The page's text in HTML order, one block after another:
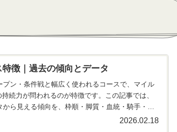
徴｜過去の傾向とデータ
ン・条件戦と幅広く使われるコースで、マイル
続力が問われるのが特徴です。この記事では、
ら見える傾向を、枠順・脚質・血統・騎手・調
2026.02.18